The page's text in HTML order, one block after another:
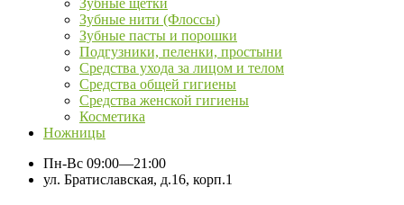
Зубные щетки
Зубные нити (Флоссы)
Зубные пасты и порошки
Подгузники, пеленки, простыни
Средства ухода за лицом и телом
Средства общей гигиены
Средства женской гигиены
Косметика
Ножницы
Пн-Вс 09:00—21:00
ул. Братиславская, д.16, корп.1